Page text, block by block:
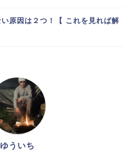
原因は２つ！【 これを見れば解
ゆういち